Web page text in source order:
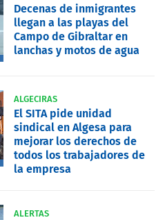
Decenas de inmigrantes
llegan a las playas del
Campo de Gibraltar en
lanchas y motos de agua
ALGECIRAS
El SITA pide unidad
sindical en Algesa para
mejorar los derechos de
todos los trabajadores de
la empresa
ALERTAS